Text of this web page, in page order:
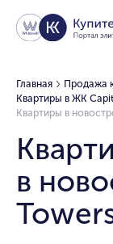
Главная
Продажа
Квартиры в ЖК
Квартиры в
в